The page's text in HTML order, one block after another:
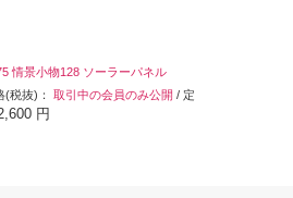
情景小物128 ソーラーパネル
(税抜)： 取引中の会員のみ公開 / 定
円